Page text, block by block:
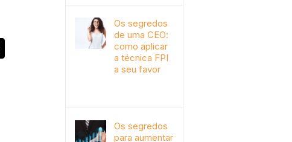
Os segredos
de uma CEO:
como aplicar
a técnica FPI
a seu favor
Os segredos
para aumentar